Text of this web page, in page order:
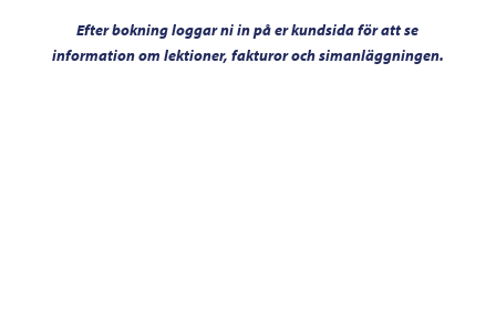
Efter bokning loggar ni in på er kundsida för att se
information om lektioner, fakturor och simanläggningen.